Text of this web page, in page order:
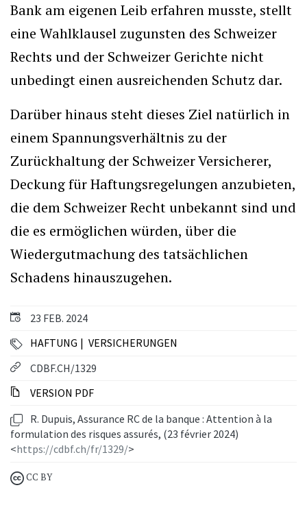
23 FEB. 2024
HAFTUNG
VERSICHERUNGEN
CDBF.CH/1329
VERSION PDF
R. Dupuis, Assurance RC de la banque : Attention à la
formulation des risques assurés, (23 février 2024)
<https://cdbf.ch/fr/1329/>
CC BY
Bank am eigenen Leib erfahren musste, stellt
eine Wahlklausel zugunsten des Schweizer
Rechts und der Schweizer Gerichte nicht
unbedingt einen ausreichenden Schutz dar.
Darüber hinaus steht dieses Ziel natürlich in
einem Spannungsverhältnis zu der
Zurückhaltung der Schweizer Versicherer,
Deckung für Haftungsregelungen anzubieten,
die dem Schweizer Recht unbekannt sind und
die es ermöglichen würden, über die
Wiedergutmachung des tatsächlichen
Schadens hinauszugehen.